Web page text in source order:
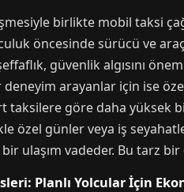
birlikte mobil taksi
öncesinde sürücü ve
güvenlik algısını
deneyim arayanlar için ise
taksilere göre daha yüksek
özel günler veya iş
ulaşım vadeder. Bu tarz bir
Planlı Yolcular İçin